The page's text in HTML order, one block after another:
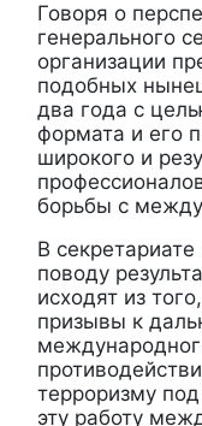
Говоря о
генерального
организации
подобных
два года с
формата и его
широкого и
борьбы с
В
поводу
исходят из
призывы к
терроризму
эту работу